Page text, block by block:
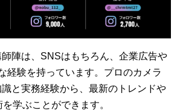
陣は、SNSはもちろん、企業広告や
経験を持っています。プロのカメラ
と実務経験から、最新のトレンドや
学ぶことができます。